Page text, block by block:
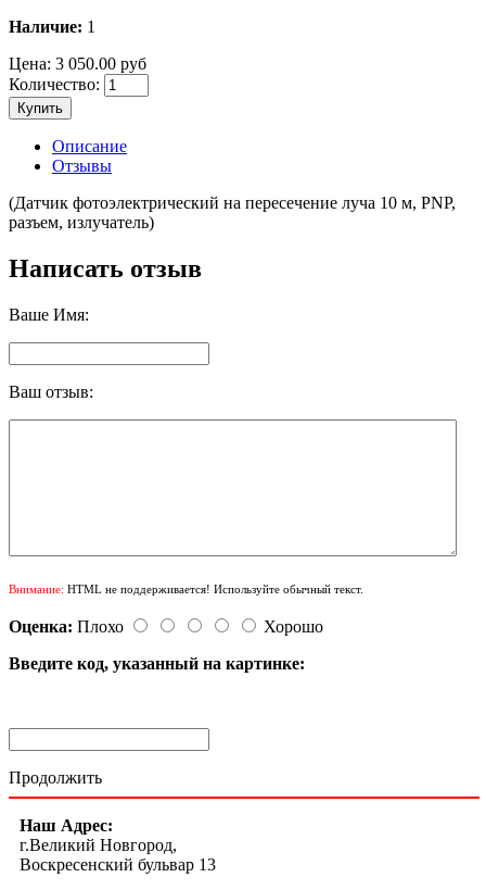
Наличие: 1
Цена: 3 050.00 руб
Количество:
Купить
Описание
Отзывы
(Датчик фотоэлектрический на пересечение луча 10 м, PNP,
разъем, излучатель)
Написать отзыв
Ваше Имя:
Ваш отзыв:
Внимание: HTML не поддерживается! Используйте обычный текст.
Оценка: Плохо
Хорошо
Введите код, указанный на картинке:
Продолжить
Наш Адрес:
г.Великий Новгород,
Воскресенский бульвар 13